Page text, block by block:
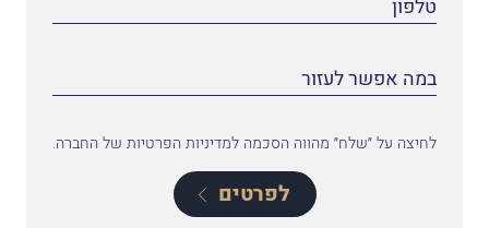
לחיצה על ״שלח״ מהווה הסכמה למדיניות הפרטיות של החברה.
לפרטים